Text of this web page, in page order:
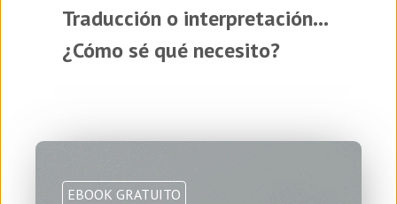
Traducción o interpretación...
¿Cómo sé qué necesito?
EBOOK GRATUITO